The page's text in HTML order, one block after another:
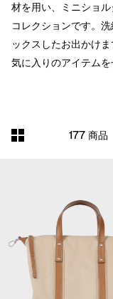
材を用い、ミニショ
コレクションです。
ックスしたお出かけ
気に入りのアイテムを
177 商品